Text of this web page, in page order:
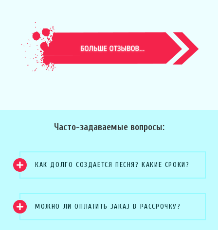
Часто-задаваемые вопросы:
КАК ДОЛГО СОЗДАЕТСЯ ПЕСНЯ? КАКИЕ СРОКИ?
МОЖНО ЛИ ОПЛАТИТЬ ЗАКАЗ В РАССРОЧКУ?